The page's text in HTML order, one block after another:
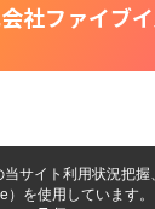
社ファイブ
サイト利用状況把
を使用しています。